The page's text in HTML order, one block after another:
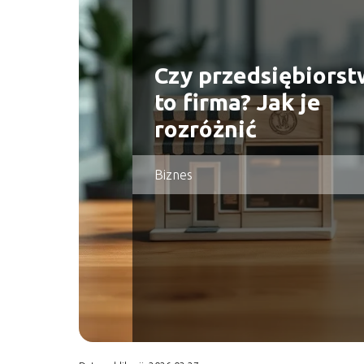
Czy
to firma? Jak je
rozróżnić
Biznes